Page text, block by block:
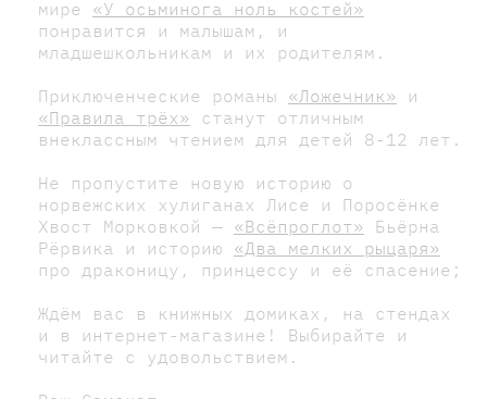
мире «У осьминога ноль костей»
понравится и малышам, и
младшешкольникам и их родителям.
Приключенческие романы «Ложечник» и
«Правила трёх» станут отличным
внеклассным чтением для детей 8-12 лет.
Не пропустите новую историю о
норвежских хулиганах Лисе и Поросёнке
Хвост Морковкой — «Всёпроглот» Бьёрна
Рёрвика и историю «Два мелких рыцаря»
про драконицу, принцессу и её спасение;
Ждём вас в книжных домиках, на стендах
и в интернет-магазине! Выбирайте и
читайте с удовольствием.